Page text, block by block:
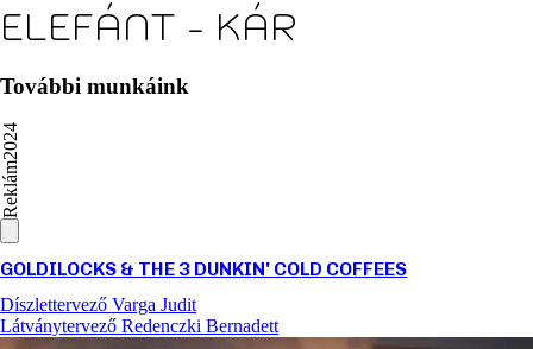
ELEFÁNT - KÁR
További munkáink
2024
Reklám
GOLDILOCKS & THE 3 DUNKIN' COLD COFFEES
Díszlettervező Varga Judit
Látványtervező Redenczki Bernadett